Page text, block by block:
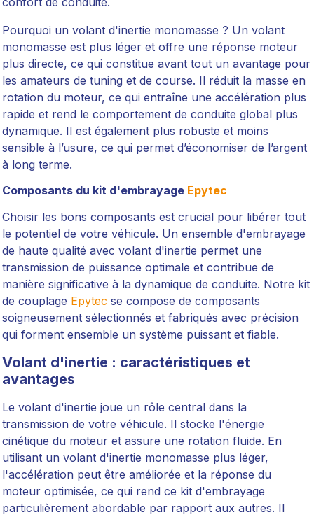
Pourquoi un volant d'inertie monomasse ? Un volant
monomasse est plus léger et offre une réponse moteur
plus directe, ce qui constitue avant tout un avantage pour
les amateurs de tuning et de course. Il réduit la masse en
rotation du moteur, ce qui entraîne une accélération plus
rapide et rend le comportement de conduite global plus
dynamique. Il est également plus robuste et moins
sensible à l’usure, ce qui permet d’économiser de l’argent
à long terme.
Composants du kit d'embrayage Epytec
Choisir les bons composants est crucial pour libérer tout
le potentiel de votre véhicule. Un ensemble d'embrayage
de haute qualité avec volant d'inertie permet une
transmission de puissance optimale et contribue de
manière significative à la dynamique de conduite. Notre kit
de couplage Epytec se compose de composants
soigneusement sélectionnés et fabriqués avec précision
qui forment ensemble un système puissant et fiable.
Volant d'inertie : caractéristiques et
avantages
Le volant d'inertie joue un rôle central dans la
transmission de votre véhicule. Il stocke l'énergie
cinétique du moteur et assure une rotation fluide. En
utilisant un volant d'inertie monomasse plus léger,
l'accélération peut être améliorée et la réponse du
moteur optimisée, ce qui rend ce kit d'embrayage
particulièrement abordable par rapport aux autres. Il